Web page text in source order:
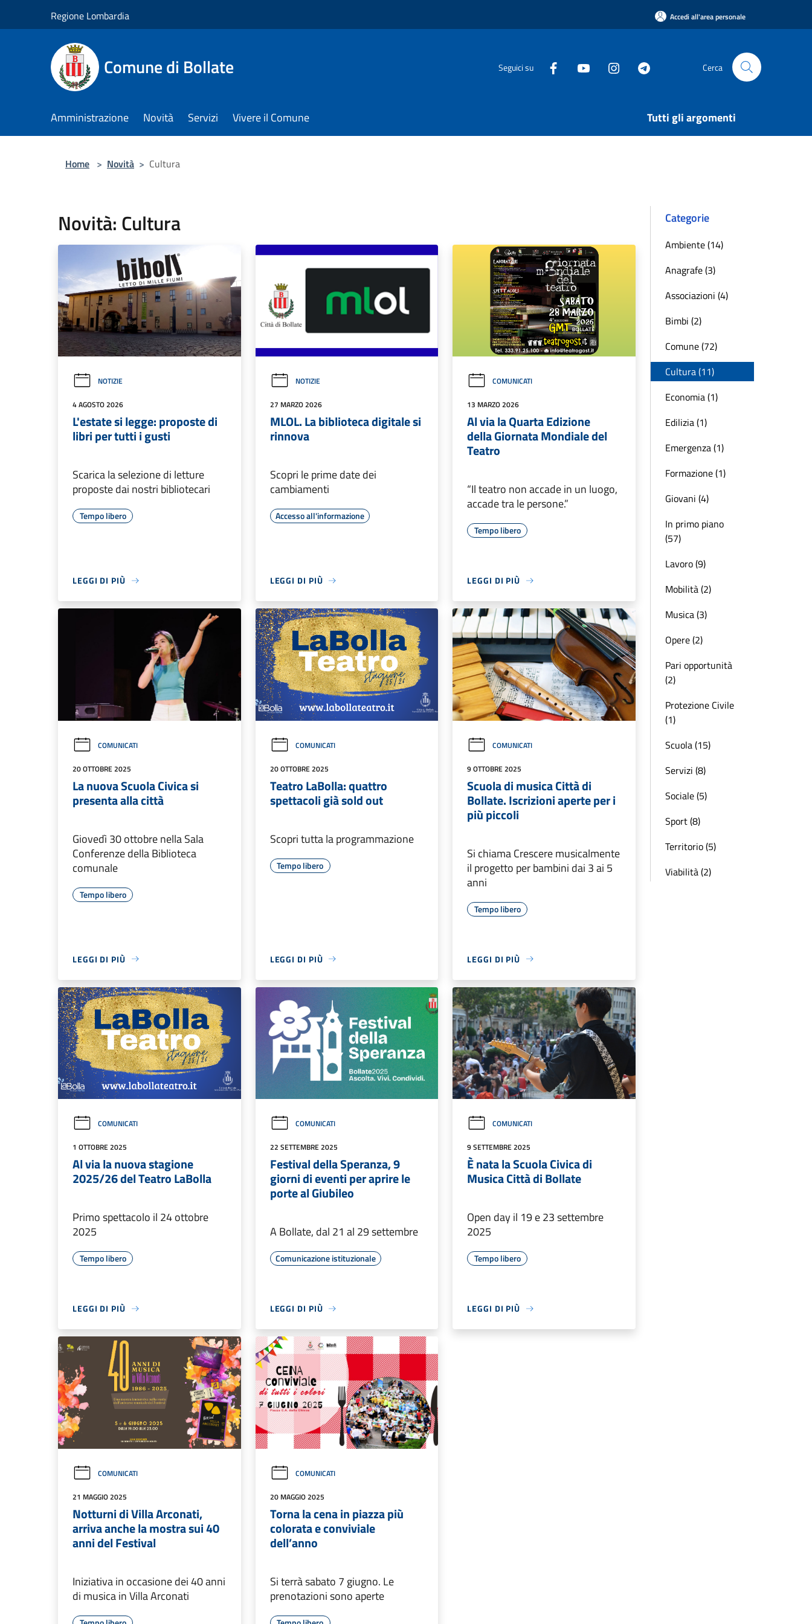
Regione Lombardia Accedi all'area personale
Comune di Bollate Seguici su Cerca
Amministrazione Novità Servizi Vivere il Comune Tutti gli argomenti
Home > Novità > Cultura
Novità: Cultura
NOTIZIE
4 AGOSTO 2026
L'estate si legge: proposte di
libri per tutti i gusti
Scarica la selezione di letture
proposte dai nostri bibliotecari
Tempo libero
LEGGI DI PIÙ
NOTIZIE
27 MARZO 2026
MLOL. La biblioteca digitale si
rinnova
Scopri le prime date dei
cambiamenti
Accesso all'informazione
LEGGI DI PIÙ
COMUNICATI
13 MARZO 2026
Al via la Quarta Edizione
della Giornata Mondiale del
Teatro
“Il teatro non accade in un luogo,
accade tra le persone.”
Tempo libero
LEGGI DI PIÙ
COMUNICATI
20 OTTOBRE 2025
La nuova Scuola Civica si
presenta alla città
Giovedì 30 ottobre nella Sala
Conferenze della Biblioteca
comunale
Tempo libero
LEGGI DI PIÙ
COMUNICATI
20 OTTOBRE 2025
Teatro LaBolla: quattro
spettacoli già sold out
Scopri tutta la programmazione
Tempo libero
LEGGI DI PIÙ
COMUNICATI
9 OTTOBRE 2025
Scuola di musica Città di
Bollate. Iscrizioni aperte per i
più piccoli
Si chiama Crescere musicalmente
il progetto per bambini dai 3 ai 5
anni
Tempo libero
LEGGI DI PIÙ
COMUNICATI
1 OTTOBRE 2025
Al via la nuova stagione
2025/26 del Teatro LaBolla
Primo spettacolo il 24 ottobre
2025
Tempo libero
LEGGI DI PIÙ
COMUNICATI
22 SETTEMBRE 2025
Festival della Speranza, 9
giorni di eventi per aprire le
porte al Giubileo
A Bollate, dal 21 al 29 settembre
Comunicazione istituzionale
LEGGI DI PIÙ
COMUNICATI
9 SETTEMBRE 2025
È nata la Scuola Civica di
Musica Città di Bollate
Open day il 19 e 23 settembre
2025
Tempo libero
LEGGI DI PIÙ
COMUNICATI
21 MAGGIO 2025
Notturni di Villa Arconati,
arriva anche la mostra sui 40
anni del Festival
Iniziativa in occasione dei 40 anni
di musica in Villa Arconati
COMUNICATI
20 MAGGIO 2025
Torna la cena in piazza più
colorata e conviviale
dell’anno
Si terrà sabato 7 giugno. Le
prenotazioni sono aperte
Categorie
Ambiente (14)
Anagrafe (3)
Associazioni (4)
Bimbi (2)
Comune (72)
Cultura (11)
Economia (1)
Edilizia (1)
Emergenza (1)
Formazione (1)
Giovani (4)
In primo piano
(57)
Lavoro (9)
Mobilità (2)
Musica (3)
Opere (2)
Pari opportunità
(2)
Protezione Civile
(1)
Scuola (15)
Servizi (8)
Sociale (5)
Sport (8)
Territorio (5)
Viabilità (2)